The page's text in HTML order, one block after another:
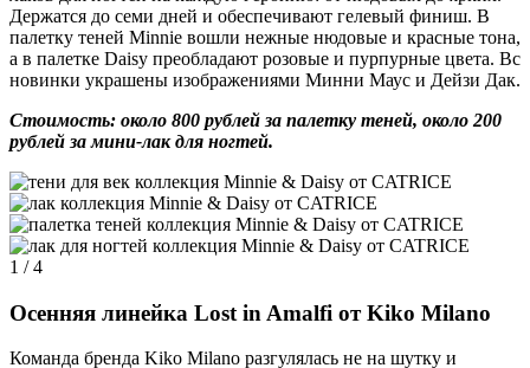
Держатся до семи дней и обеспечивают гелевый финиш. В
палетку теней Minnie вошли нежные нюдовые и красные тона,
а в палетке Daisy преобладают розовые и пурпурные цвета. Вс
новинки украшены изображениями Минни Маус и Дейзи Дак.
Стоимость: около 800 рублей за палетку теней, около 200
рублей за мини-лак для ногтей.
1 / 4
Осенняя линейка Lost in Amalfi от Kiko Milano
Команда бренда Kiko Milano разгулялась не на шутку и